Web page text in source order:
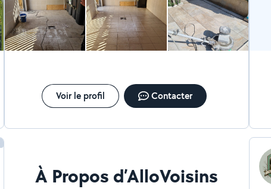
Voir le profil Contacter
À Propos d’AlloVoisins